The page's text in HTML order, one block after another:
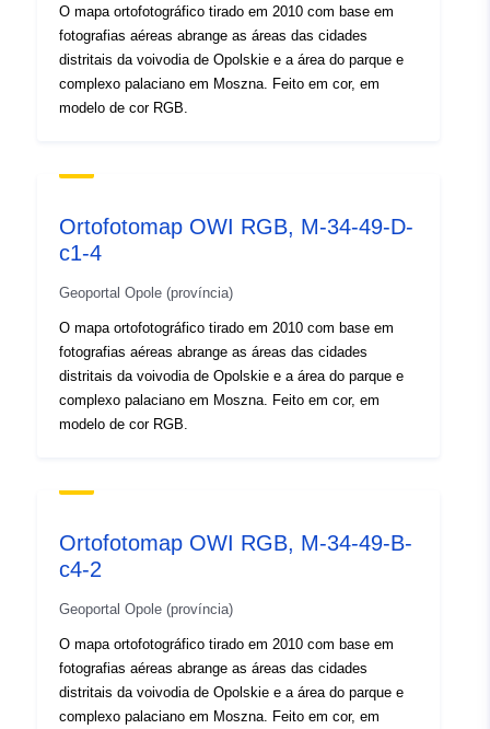
confomidade
com:
Origem:
Ortofotomapa kolorowa w
uriRef:
Tipo:
Recurso:
http://inspire.ec.europa.eu/
codelist/ResourceType/dataset
O mapa ortofotográfico tirado em 2010 com base em
fotografias aéreas abrange as áreas das cidades
distritais da voivodia de Opolskie e a área do parque e
complexo palaciano em Moszna. Feito em cor, em
modelo de cor RGB.
Ortofotomap OWI RGB, M-34-49-D-
c1-4
Geoportal Opole (província)
O mapa ortofotográfico tirado em 2010 com base em
fotografias aéreas abrange as áreas das cidades
distritais da voivodia de Opolskie e a área do parque e
complexo palaciano em Moszna. Feito em cor, em
modelo de cor RGB.
Ortofotomap OWI RGB, M-34-49-B-
c4-2
Geoportal Opole (província)
O mapa ortofotográfico tirado em 2010 com base em
fotografias aéreas abrange as áreas das cidades
distritais da voivodia de Opolskie e a área do parque e
complexo palaciano em Moszna. Feito em cor, em